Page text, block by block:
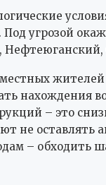
угрозой
нахождения
– это
не оставлять
– обходить